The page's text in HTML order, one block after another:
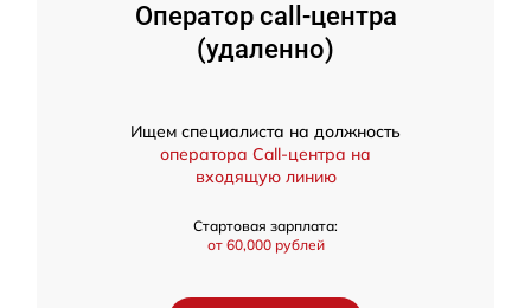
Оператор call-центра
(удаленно)
Ищем специалиста на должность
оператора Call-центра на
входящую линию
Стартовая зарплата:
от 60,000 рублей